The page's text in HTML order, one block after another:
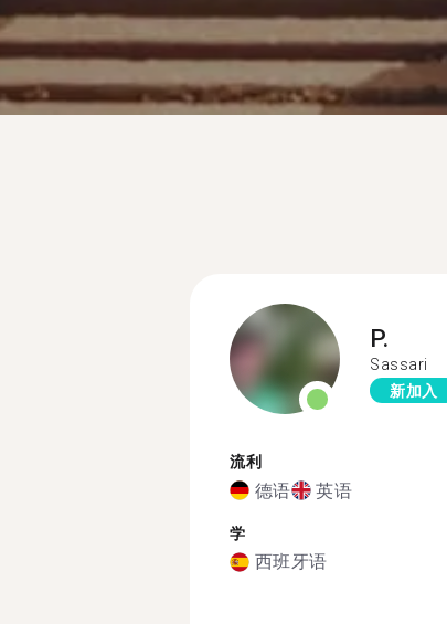
P.
Sassari
新加入
流利
德语 英语
学
西班牙语